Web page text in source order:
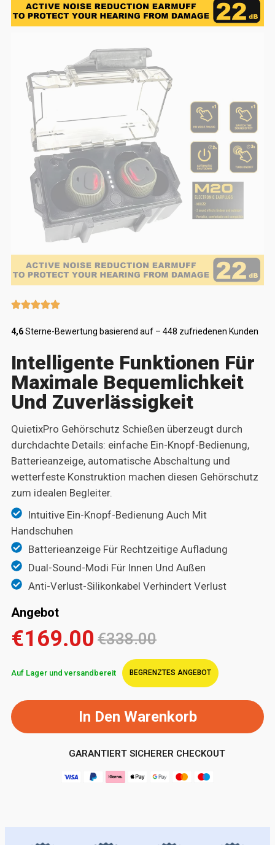
4,6Sterne-Bewertung basierend auf – 448 zufriedenen Kunden
Intelligente Funktionen Für
Maximale Bequemlichkeit
Und Zuverlässigkeit
QuietixPro Gehörschutz Schießen überzeugt durch
durchdachte Details: einfache Ein-Knopf-Bedienung,
Batterieanzeige, automatische Abschaltung und
wetterfeste Konstruktion machen diesen Gehörschutz
zum idealen Begleiter.
Intuitive Ein-Knopf-Bedienung Auch Mit
Handschuhen
Batterieanzeige Für Rechtzeitige Aufladung
Dual-Sound-Modi Für Innen Und Außen
Anti-Verlust-Silikonkabel Verhindert Verlust
Angebot
€169.00 €338.00
Auf Lager und versandbereit BEGRENZTES ANGEBOT
In Den Warenkorb
GARANTIERT SICHERER CHECKOUT